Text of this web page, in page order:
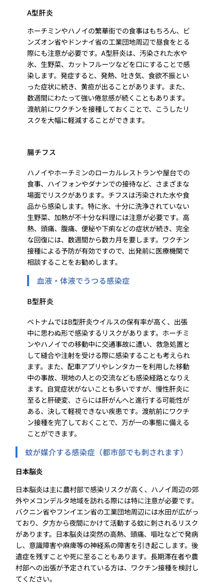
A型肝炎
ホーチミンやハノイの繁華街での食事はもちろん、ビ
ンズオン省やドンナイ省の工業団地周辺で昼食をとる
際にも注意が必要です。A型肝炎は、汚染された水や
氷、生野菜、カットフルーツなどを口にすることで感
染します。発症すると、発熱、吐き気、食欲不振とい
った症状に続き、黄疸が出ることがあります。また、
数週間にわたって強い倦怠感が続くこともあります。
渡航前にワクチンを接種しておくことで、こうしたリ
スクを大幅に軽減することができます。
腸チフス
ハノイやホーチミンのローカルレストランや屋台での
食事、ハイフォンやダナンでの接待など、さまざまな
場面でリスクがあります。チフスは汚染された水や食
品から感染します。特に氷、十分に洗浄されていない
生野菜、加熱が不十分な料理には注意が必要です。高
熱、頭痛、腹痛、便秘や下痢などの症状が続き、完全
な回復には、数週間から数カ月を要します。ワクチン
接種による予防が有効ですので、出発前に医療機関で
相談することをお勧めします。
血液・体液でうつる感染症
B型肝炎
ベトナムではB型肝炎ウイルスの保有率が高く、出張
中に思わぬ形で感染するリスクがあります。ホーチミ
ンやハノイでの移動中に交通事故に遭い、救急処置と
して縫合や注射を受ける際に感染することも考えられ
ます。また、配車アプリやレンタカーを利用した移動
中の事故、現地の人との交流なども感染経路となりえ
ます。自覚症状がないことも多いですが、慢性肝炎に
至ると肝硬変、さらには肝がんへと進行する可能性が
ある、決して軽視できない疾患です。渡航前にワクチ
ン接種を完了しておくことで、万が一の事態に備える
ことができます。
蚊が媒介する感染症（都市部でも刺されます）
日本脳炎
日本脳炎は主に農村部で感染リスクが高く、ハノイ周辺の郊
外やメコンデルタ地域を訪れる際には特に注意が必要です。
バクニン省やフンイエン省の工業団地周辺には水田が広がっ
ており、夕方から夜間にかけて活動する蚊に刺されるリスク
があります。日本脳炎は突然の高熱、頭痛、嘔吐などで発病
し、意識障害や麻痺等の神経系の障害を引き起こします。後
遺症を残すことや死に至ることもあります。長期滞在者や農
村部への出張が予定されている方は、ワクチン接種を検討し
てください。